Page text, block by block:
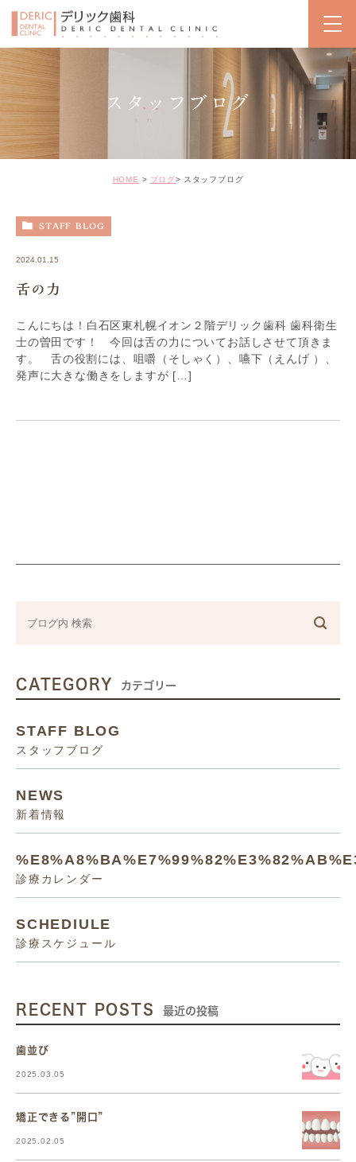
スタッフブログ
HOME ブログ スタッフブログ
STAFF BLOG
2024.01.15
舌の力
こんにちは！白石区東札幌イオン２階デリック歯科 歯科衛生
士の曽田です！ 今回は舌の力についてお話しさせて頂きま
す。 舌の役割には、咀嚼（そしゃく）、嚥下（えんげ ）、
発声に大きな働きをしますが […]
CATEGORY カテゴリー
STAFF BLOG
スタッフブログ
NEWS
新着情報
診療カレンダー
SCHEDIULE
診療スケジュール
RECENT POSTS 最近の投稿
歯並び
2025.03.05
矯正できる”開口”
2025.02.05